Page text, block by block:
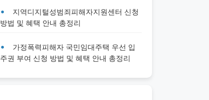
지역디지털성범죄피해자지원센터 신청
방법 및 혜택 안내 총정리
가정폭력피해자 국민임대주택 우선 입
주권 부여 신청 방법 및 혜택 안내 총정리